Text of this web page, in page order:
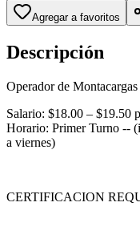
Agregar a favoritos
Descripción
Operador de
Salario: $18.00 – $19.50
Horario: Primer Turno --
a viernes)
CERTIFICACION